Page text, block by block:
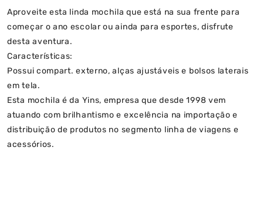
Aproveite esta linda mochila que está na sua frente para
começar o ano escolar ou ainda para esportes, disfrute
desta aventura.
Características:
Possui compart. externo, alças ajustáveis e bolsos laterais
em tela.
Esta mochila é da Yins, empresa que desde 1998 vem
atuando com brilhantismo e excelência na importação e
distribuição de produtos no segmento linha de viagens e
acessórios.